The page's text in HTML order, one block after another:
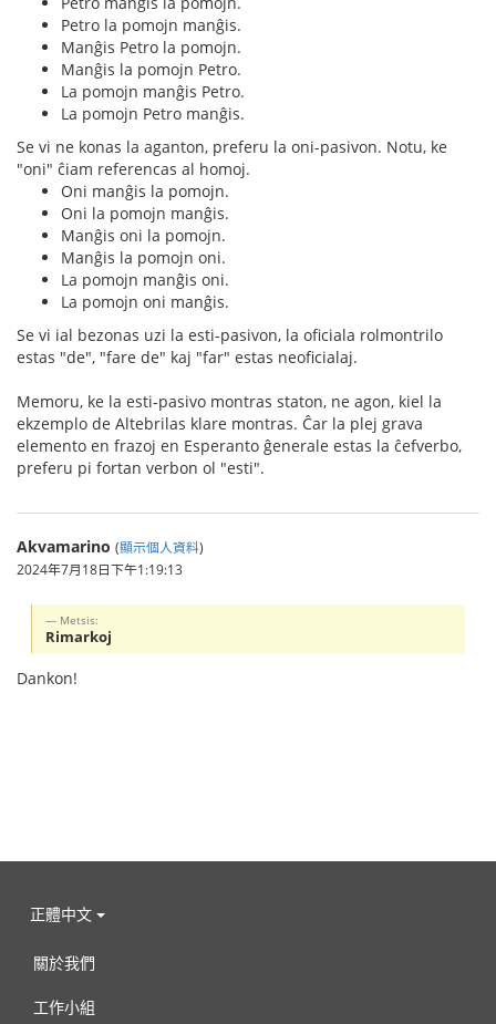
Petro la pomojn manĝis.
Manĝis Petro la pomojn.
Manĝis la pomojn Petro.
La pomojn manĝis Petro.
La pomojn Petro manĝis.
Se vi ne konas la aganton, preferu la oni-pasivon. Notu, ke
"oni" ĉiam referencas al homoj.
Oni manĝis la pomojn.
Oni la pomojn manĝis.
Manĝis oni la pomojn.
Manĝis la pomojn oni.
La pomojn manĝis oni.
La pomojn oni manĝis.
Se vi ial bezonas uzi la esti-pasivon, la oficiala rolmontrilo
estas "de", "fare de" kaj "far" estas neoficialaj.
Memoru, ke la esti-pasivo montras staton, ne agon, kiel la
ekzemplo de Altebrilas klare montras. Ĉar la plej grava
elemento en frazoj en Esperanto ĝenerale estas la ĉefverbo,
preferu pi fortan verbon ol "esti".
Akvamarino (顯示個人資料)
2024年7月18日下午1:19:13
Metsis:
Rimarkoj
Dankon!
正體中文
關於我們
工作小組